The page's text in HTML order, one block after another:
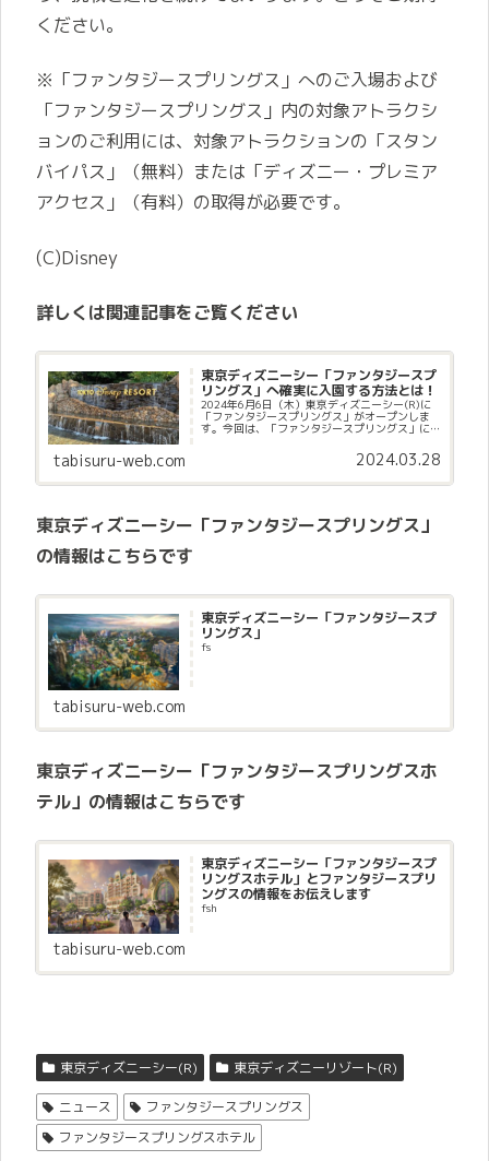
ください。
※「ファンタジースプリングス」へのご入場および
「ファンタジースプリングス」内の対象アトラクシ
ョンのご利用には、対象アトラクションの「スタン
バイパス」（無料）または「ディズニー・プレミア
アクセス」（有料）の取得が必要です。
(C)Disney
詳しくは関連記事をご覧ください
東京ディズニーシー「ファンタジースプ
リングス」へ確実に入園する方法とは！
2024年6月6日（木）東京ディズニーシー(R)に
「ファンタジースプリングス」がオープンしま
す。今回は、「ファンタジースプリングス」に
す！東京ディズニーシーのパークチケットだけ
tabisuru-web.com 2024.03.28
東京ディズニーシー「ファンタジースプリングス」
の情報はこちらです
東京ディズニーシー「ファンタジースプ
リングス」
fs
tabisuru-web.com
東京ディズニーシー「ファンタジースプリングスホ
テル」の情報はこちらです
東京ディズニーシー「ファンタジースプ
リングスホテル」とファンタジースプリ
ングスの情報をお伝えします
fsh
tabisuru-web.com
東京ディズニーシー(R) 東京ディズニーリゾート(R)
ニュース
ファンタジースプリングス
ファンタジースプリングスホテル